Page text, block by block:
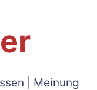
| Meinung